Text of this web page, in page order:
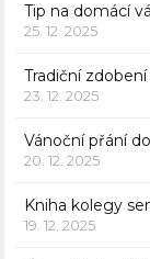
Tip na domácí
25. 12. 2025
Tradiční
23. 12. 2025
Vánoční přání
20. 12. 2025
Kniha kolegy
19. 12. 2025